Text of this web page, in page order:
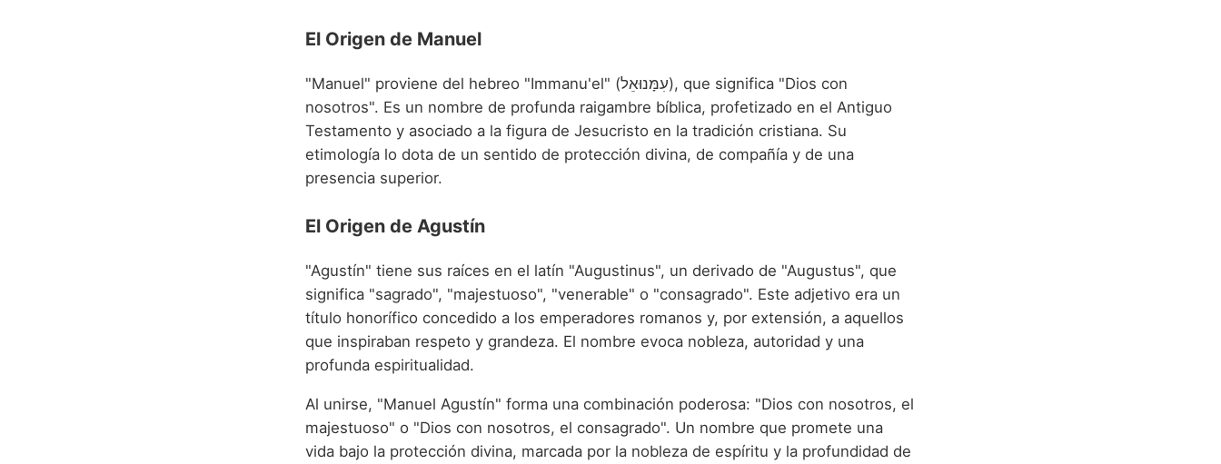
El Origen de Manuel
"Manuel" proviene del hebreo "Immanu'el" (עִמָּנוּאֵל), que significa "Dios con
nosotros". Es un nombre de profunda raigambre bíblica, profetizado en el Antiguo
Testamento y asociado a la figura de Jesucristo en la tradición cristiana. Su
etimología lo dota de un sentido de protección divina, de compañía y de una
presencia superior.
El Origen de Agustín
"Agustín" tiene sus raíces en el latín "Augustinus", un derivado de "Augustus", que
significa "sagrado", "majestuoso", "venerable" o "consagrado". Este adjetivo era un
título honorífico concedido a los emperadores romanos y, por extensión, a aquellos
que inspiraban respeto y grandeza. El nombre evoca nobleza, autoridad y una
profunda espiritualidad.
Al unirse, "Manuel Agustín" forma una combinación poderosa: "Dios con nosotros, el
majestuoso" o "Dios con nosotros, el consagrado". Un nombre que promete una
vida bajo la protección divina, marcada por la nobleza de espíritu y la profundidad de